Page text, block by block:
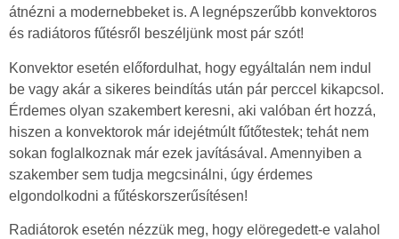
átnézni a modernebbeket is. A legnépszerűbb konvektoros
és radiátoros fűtésről beszéljünk most pár szót!
Konvektor esetén előfordulhat, hogy egyáltalán nem indul
be vagy akár a sikeres beindítás után pár perccel kikapcsol.
Érdemes olyan szakembert keresni, aki valóban ért hozzá,
hiszen a konvektorok már idejétmúlt fűtőtestek; tehát nem
sokan foglalkoznak már ezek javításával. Amennyiben a
szakember sem tudja megcsinálni, úgy érdemes
elgondolkodni a fűtéskorszerűsítésen!
Radiátorok esetén nézzük meg, hogy elöregedett-e valahol